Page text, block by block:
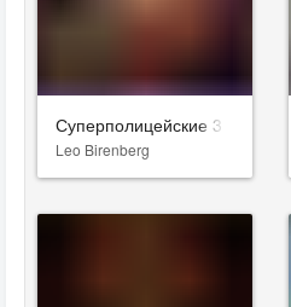
Суперполицейские 3
Leo Birenberg